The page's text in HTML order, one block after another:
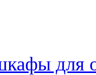
для